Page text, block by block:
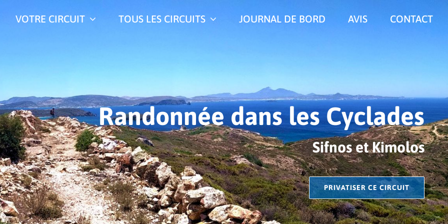
VOTRE CIRCUIT TOUS LES CIRCUITS JOURNAL DE BORD AVIS CONTACT
Randonnée dans les Cyclades
Sifnos et Kimolos
PRIVATISER CE CIRCUIT